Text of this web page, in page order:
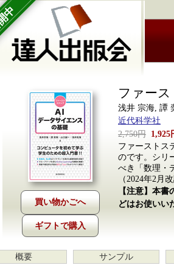
ギフトで購入
ファー
浅井 宗海, 譚
近代科学社
2,750円 1,925
ファーストス
のです。シリ
べき「数理・
（2024年2月
【注意】本
どはお使いい
概要 サンプル